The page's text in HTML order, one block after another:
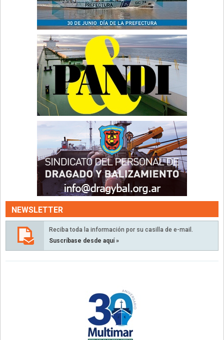
NEWSLETTER
Reciba toda la información por su casilla de e-mail.
Suscríbase desde aquí »